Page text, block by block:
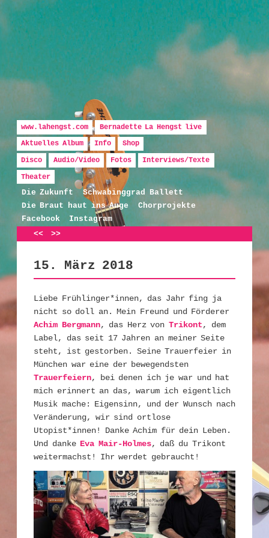
Bernadette La Hengst
Hauptmenü
Zum Inhalt wechseln
Zum sekundären Inhalt wechseln
www.lahengst.com
Bernadette La Hengst live
Aktuelles Album
Info
Shop
Disco
Audio/Video Fotos
Interviews/Texte
Theater
Die Zukunft
Schwabinggrad Ballett
Die Braut haut ins Auge
Chorprojekte
Facebook
Instagram
Artikelnavigation
<< >>
15. März 2018
Liebe Frühlinger*innen, das Jahr fing ja
nicht so doll an. Mein Freund und Förderer
Achim Bergmann, das Herz vonTrikont, dem
Label, das seit 17 Jahren an meiner Seite
steht, ist gestorben. Seine Trauerfeier in
München war eine der bewegendsten
Trauerfeiern, bei denen ich je war und hat
mich erinnert an das, warum ich eigentlich
Musik mache: Eigensinn, und der Wunsch nach
Veränderung, wir sind ortlose
Utopist*innen! Danke Achim für dein Leben.
Und danke Eva Mair-Holmes, daß du Trikont
weitermachst! Ihr werdet gebraucht!